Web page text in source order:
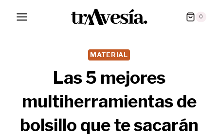
0
MATERIAL
Las 5 mejores
multiherramientas de
bolsillo que te sacarán